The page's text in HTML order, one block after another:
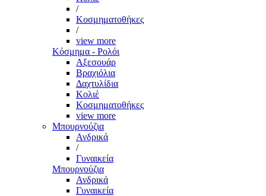
/
Κοσμηματοθήκες
/
view more
Κόσμημα - Ρολόι
Αξεσουάρ
Βραχιόλια
Δαχτυλίδια
Κολιέ
Κοσμηματοθήκες
view more
Μπουρνούζια
Ανδρικά
/
Γυναικεία
Μπουρνούζια
Ανδρικά
Γυναικεία